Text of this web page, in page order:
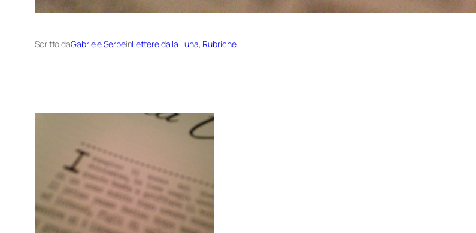
Scritto daGabriele SerpeinLettere dalla Luna, Rubriche